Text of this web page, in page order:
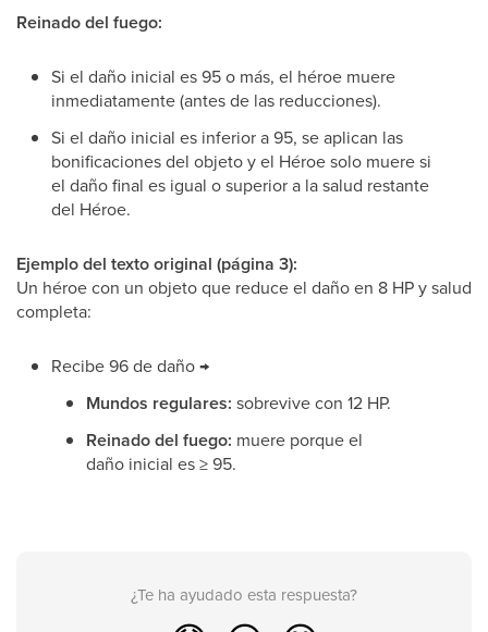
Reinado del fuego:
Si el daño inicial es 95 o más, el héroe muere
inmediatamente (antes de las reducciones).
Si el daño inicial es inferior a 95, se aplican las
bonificaciones del objeto y el Héroe solo muere si
el daño final es igual o superior a la salud restante
del Héroe.
Ejemplo del texto original (página 3):
Un héroe con un objeto que reduce el daño en 8 HP y salud
completa:
Recibe 96 de daño →
Mundos regulares: sobrevive con 12 HP.
Reinado del fuego: muere porque el
daño inicial es ≥ 95.
¿Te ha ayudado esta respuesta?